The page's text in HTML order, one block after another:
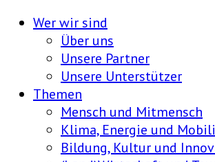
Wer wir sind
Über uns
Unsere Partner
Unsere Unterstützer
Themen
Mensch und Mitmensch
Klima, Energie und
Bildung, Kultur und